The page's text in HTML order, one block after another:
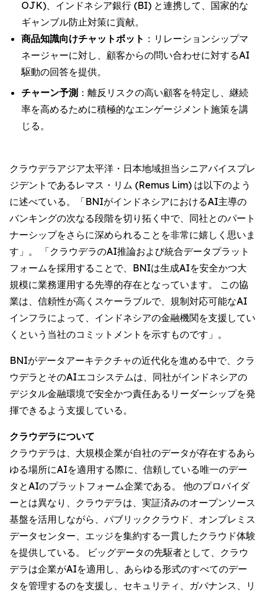
OJK)、インドネシア銀行 (BI) と連携して、国家的な
ギャンブル防止対策に貢献。
商品知識向けチャットボット ：リレーションシップマ
ネージャーに対し、顧客からの問い合わせに対するAI
駆動の回答を提供。
チャーン予測 ：離反リスクの高い顧客を特定し、継続
率を高めるために積極的なエンゲージメント施策を講
じる。
クラウデラアジア太平洋・日本地域担当シニアバイスプレ
ジデントであるレマス・リム (Remus Lim) は以下のよう
に述べている。「BNIがインドネシアにおけるAI主導の
バンキングの次なる段階を切り拓く中で、同社とのパート
ナーシップをさらに深められることを非常に嬉しく思いま
す」。 「クラウデラのAI推論および統合データプラット
フォームを採用することで、BNIは生成AIを安全かつ大
規模に業務運用する先導的存在となっています。 この協
業は、信頼性が高くスケーラブルで、規制対応可能なAI
インフラによって、インドネシアの金融機関を支援してい
くという当社のコミットメントを示すものです」。
BNIがデータアーキテクチャの近代化を進める中で、クラ
ウデラとそのAIエコシステムは、同社がインドネシアの
デジタル金融環境で安全かつ責任あるリーダーシップを発
揮できるよう支援している。
クラウデラについて
クラウデラは、大規模企業が自社のデータが存在するあら
ゆる場所にAIを適用する際に、信頼している唯一のデー
タとAIのプラットフォーム企業である。 他のプロバイダ
ーとは異なり、クラウデラは、実証済みのオープンソース
基盤を活用しながら、パブリッククラウド、オンプレミス
データセンター、エッジを集約する一貫したクラウド体験
を提供している。 ビッグデータの先駆者として、クラウ
デラは企業がAIを適用し、あらゆる形式のすべてのデー
タを管理するのを支援し、セキュリティ、ガバナンス、リ